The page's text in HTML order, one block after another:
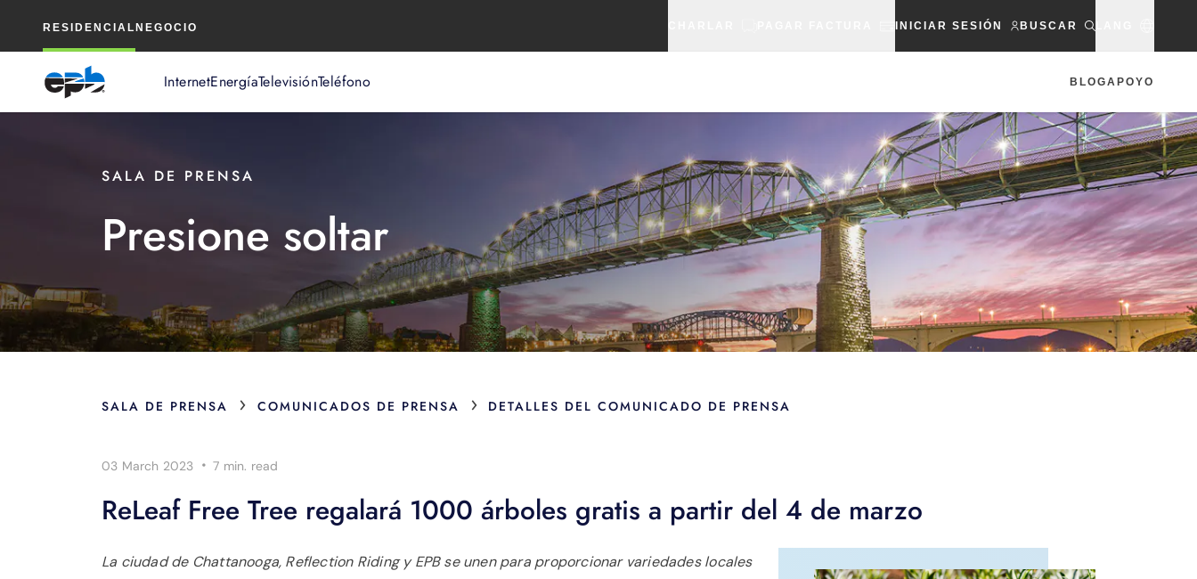
RESIDENCIAL NEGOCIO INICIAR SESIÓN BUSCAR
InternetEnergíaTelevisiónTeléfono BLOGAPOYO
principal
SALA DE PRENSA
Presione soltar
SALA DE PRENSA › COMUNICADOS DE PRENSA › DETALLES DEL COMUNICADO DE PRENSA
03 March 2023 ·7 min. read
ReLeaf Free Tree regalará 1000 árboles gratis a partir del 4 de marzo
La ciudad de Chattanooga, Reflection Riding y EPB se unen para proporcionar variedades locales